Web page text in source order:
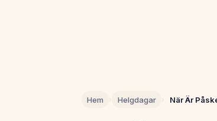
Hem › Helgdagar › När Är